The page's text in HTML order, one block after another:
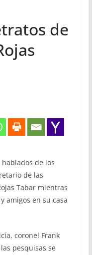
de
de los
de las
Tabar mientras
amigos en su casa
coronel Frank
pesquisas se